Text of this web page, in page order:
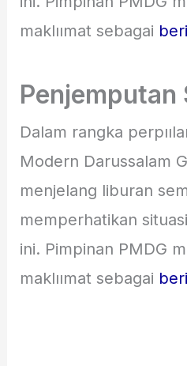
maklıımat sebagai
Penjemputan
Dalam rangka
Modern Darussalam
menjelang liburan
memperhatikan
ini. Pimpinan PMDG
maklıımat sebagai